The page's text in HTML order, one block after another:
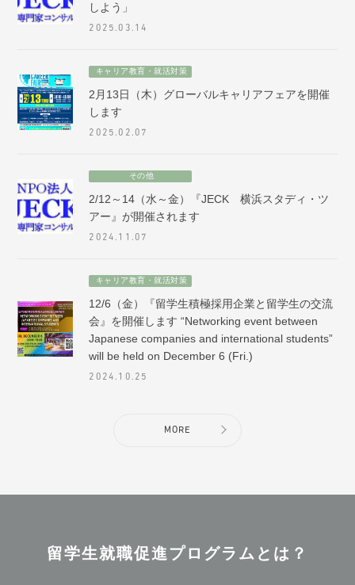
しよう」
2025.03.14
キャリア教育・就活対策
2月13日（木）グローバルキャリアフェアを開催
します
2025.02.07
その他
2/12～14（水～金）『JECK 横浜スタディ・ツ
アー』が開催されます
2024.11.07
キャリア教育・就活対策
12/6（金）『留学生積極採用企業と留学生の交流
会』を開催します “Networking event between
Japanese companies and international students”
will be held on December 6 (Fri.)
2024.10.25
MORE
留学生就職促進プログラムとは？